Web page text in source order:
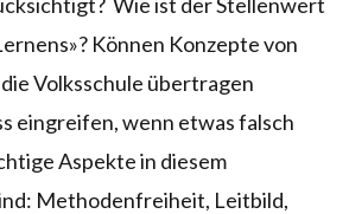
Können Konzepte von
Volksschule übertragen
eingreifen, wenn etwas falsch
Aspekte in diesem
Methodenfreiheit, Leitbild,